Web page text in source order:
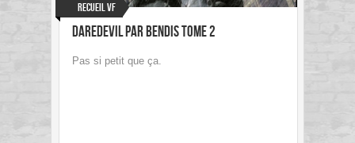
Recueil VF
Daredevil par Bendis Tome 2
Pas si petit que ça.